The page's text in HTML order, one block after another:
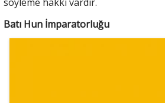
Batı Hun İmparatorluğu